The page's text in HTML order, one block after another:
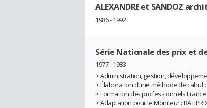
ALEXANDRE et SANDOZ
1986 - 1992
Série Nationale des prix et
1977 - 1983
> Administration, gestion,
> Élaboration d’une méthode de
> Formation des professionnels
> Adaptation pour le Moniteur :